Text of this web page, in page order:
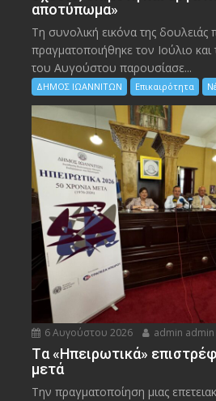
αποτύπωμα»
Τη συνολική εικόνα της δουλειάς
πραγματοποιήθηκε τον Ιούλιο και
του Αυγούστου παρουσίασε...
ΔΗΜΟΣ ΙΩΑΝΝΙΤΩΝ Επικαιρότητα
6 Αυγούστου 2026 admin admin
Tα «Ηπειρωτικά»
μετά
Την πραγματοποίηση μιας